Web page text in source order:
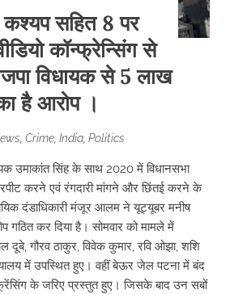
कश्यप सहित 8 पर
कॉन्फ्रेन्सिंग से
विधायक से 5 लाख
है आरोप ।
, Crime, India, Politics
उमाकांत सिंह के साथ 2020 में विधानसभा
करने एवं रंगदारी मांगने और छिंतई करने के
दंडाधिकारी मंजूर आलम ने यूट्यूबर मनीष
कर दिया है। सोमवार को मामले में
दूबे, गौरव ठाकुर, विवेक कुमार, रवि ओझा, शशि
में उपस्थित हुए। वहीं बेऊर जेल पटना में बंद
के जरिए प्रस्तुत हुए। जिसके बाद उन सबों